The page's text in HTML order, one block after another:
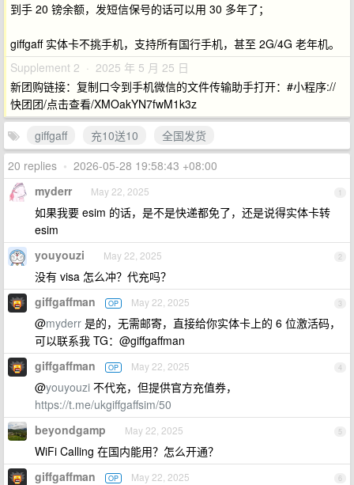
到手 20 镑余额，发短信保号的话可以用 30 多年了；
giffgaff 实体卡不挑手机，支持所有国行手机，甚至 2G/4G 老年机。
Supplement 2 · 2025 年 5 月 25 日
新团购链接：复制口令到手机微信的文件传输助手打开：#小程序://
快团团/点击查看/XMOakYN7fwM1k3z
giffgaff
充10送10
全国发货
20 replies • 2026-05-28 19:58:43 +08:00
1
myderr May 22, 2025
如果我要 esim 的话，是不是快递都免了，还是说得实体卡转
esim
2
youyouzi May 22, 2025
没有 visa 怎么冲？代充吗？
3
giffgaffman OP May 22, 2025
@myderr 是的，无需邮寄，直接给你实体卡上的 6 位激活码，
可以联系我 TG：@giffgaffman
4
giffgaffman OP May 22, 2025
@youyouzi 不代充，但提供官方充值券，
https://t.me/ukgiffgaffsim/50
5
beyondgamp May 22, 2025
WiFi Calling 在国内能用？怎么开通？
6
giffgaffman OP May 22, 2025